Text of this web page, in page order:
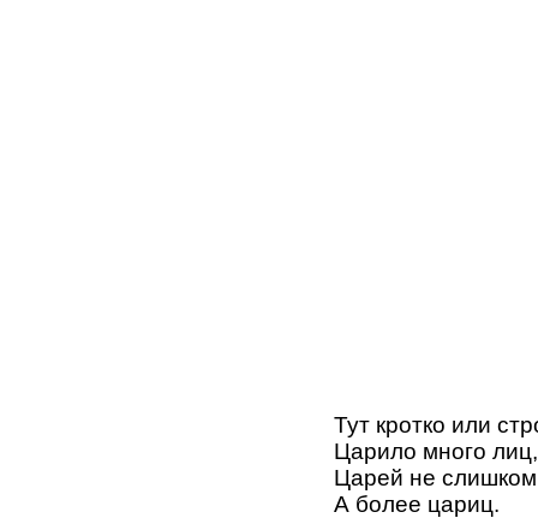
Тут кротко или
Царило много лиц,
Царей не
А более цариц.